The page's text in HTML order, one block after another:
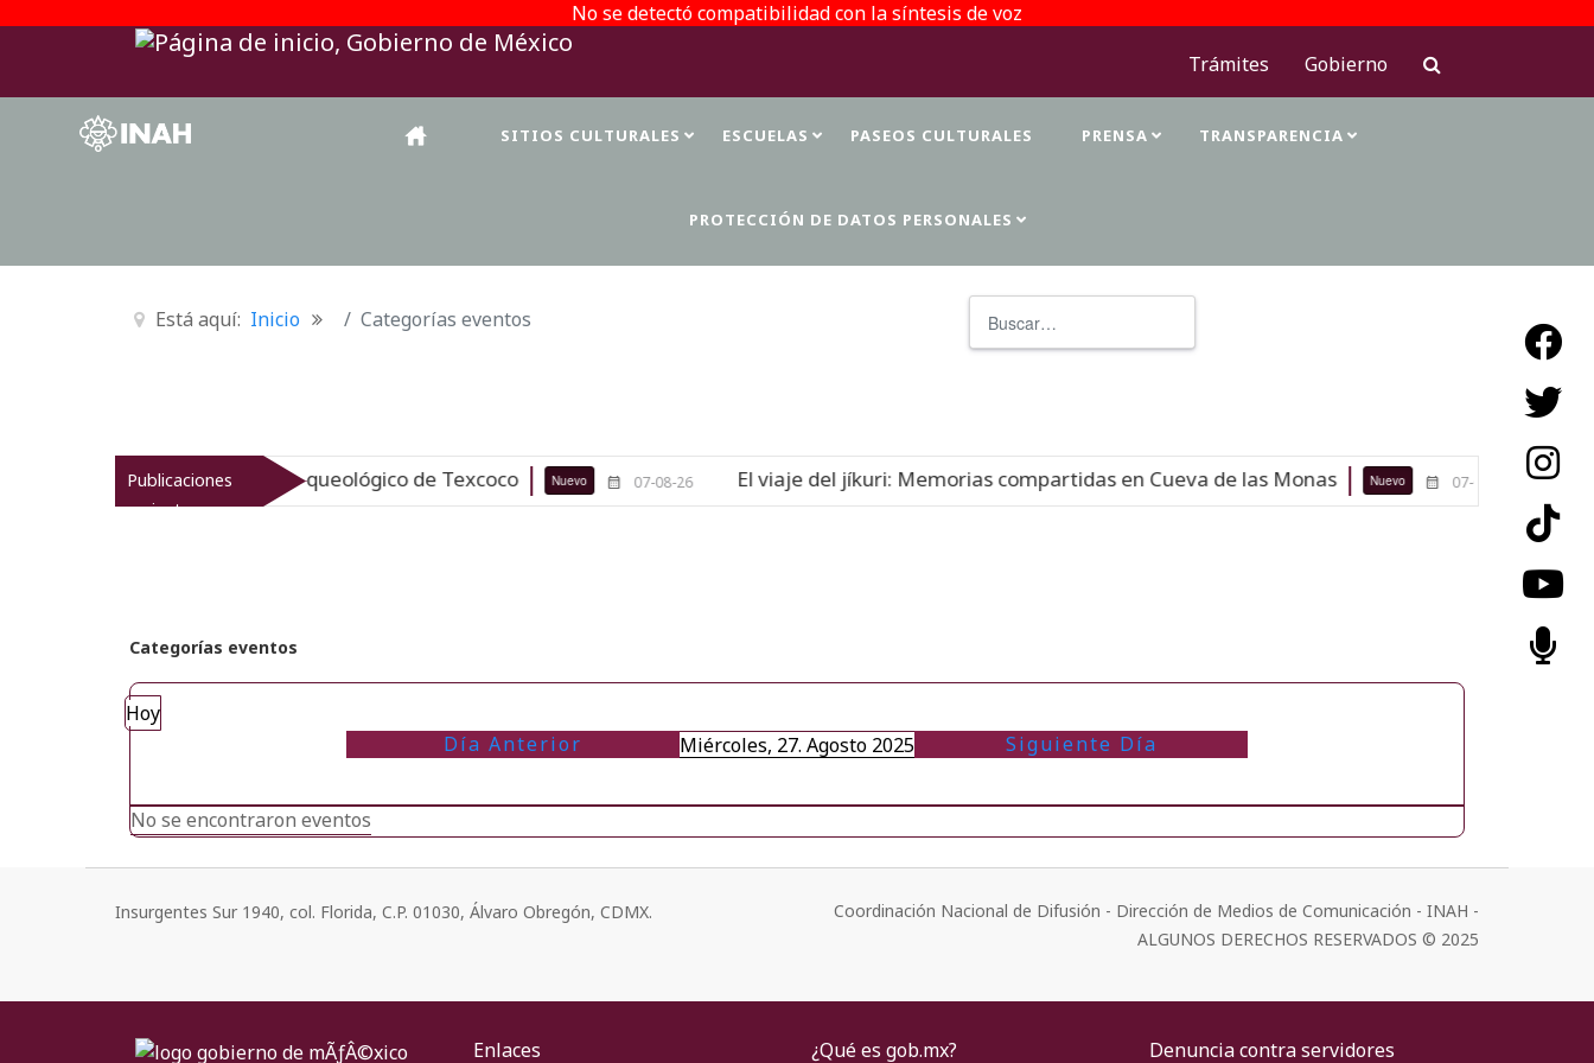
No se detectó compatibilidad con la síntesis de voz
Trámites
Gobierno
SITIOS CULTURALES ESCUELAS PASEOS CULTURALES PRENSA TRANSPARENCIA
PROTECCIÓN DE DATOS PERSONALES
Está aquí: Inicio Categorías eventos
Publicaciones
recientes
revitaliza el patrimonio arqueológico de Texcoco Nuevo 07-08-26 El viaje del jíkuri: Memorias compartidas en Cueva de las Monas Nuevo 07-08-26
Categorías eventos
Hoy
Día Anterior
Miércoles, 27. Agosto 2025 Siguiente Día
No se encontraron eventos
Insurgentes Sur 1940, col. Florida, C.P. 01030, Álvaro Obregón, CDMX.
Coordinación Nacional de Difusión - Dirección de Medios de Comunicación - INAH -
ALGUNOS DERECHOS RESERVADOS © 2025
Enlaces ¿Qué es gob.mx?
Denuncia contra servidores